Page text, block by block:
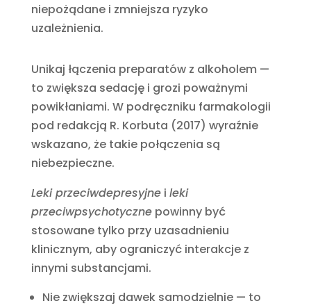
niepożądane i zmniejsza ryzyko
uzależnienia.
Unikaj łączenia preparatów z alkoholem —
to zwiększa sedację i grozi poważnymi
powikłaniami. W podręczniku farmakologii
pod redakcją R. Korbuta (2017) wyraźnie
wskazano, że takie połączenia są
niebezpieczne.
Leki przeciwdepresyjnei leki
przeciwpsychotycznepowinny być
stosowane tylko przy uzasadnieniu
klinicznym, aby ograniczyć interakcje z
innymi substancjami.
Nie zwiększaj dawek samodzielnie — to